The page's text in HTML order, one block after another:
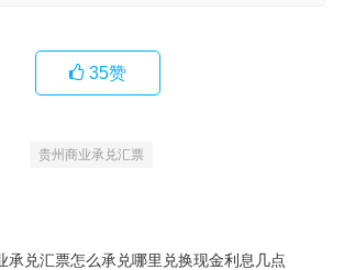
35赞
贵州商业承兑汇票
承兑汇票怎么承兑哪里兑换现金利息几点